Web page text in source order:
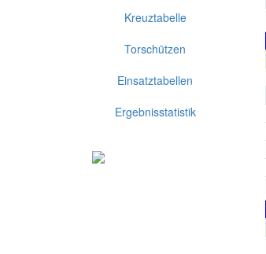
Kreuztabelle
Torschützen
Einsatztabellen
Ergebnisstatistik